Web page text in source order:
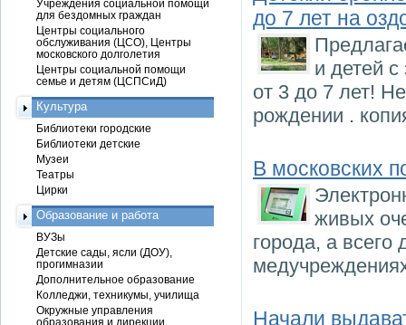
до 7 лет на
и детей
от 3 до 7 лет!
рождении .
В московских
живых
города, а
Начали
Учреждения социальной помощи
для бездомных граждан
Центры социального
обслуживания (ЦСО), Центры
московского долголетия
Центры социальной помощи
семье и детям (ЦСПСиД)
Культура
Библиотеки городские
Библиотеки детские
Музеи
Театры
Цирки
Образование и работа
ВУЗы
Детские сады, ясли (ДОУ),
прогимназии
Дополнительное образование
Колледжи, техникумы, училища
Окружные управления
образования и дирекции